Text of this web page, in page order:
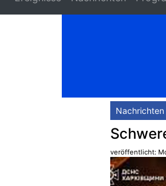
Nachrichten
veröffentlicht: